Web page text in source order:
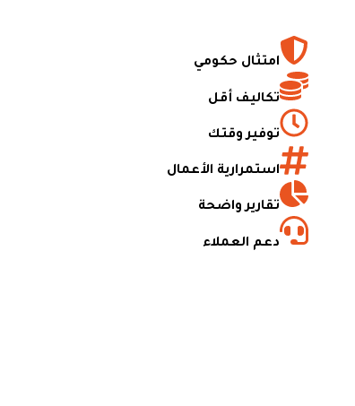
امتثال حكومي
تكاليف أقل
توفير وقتك
استمرارية الأعمال
تقارير واضحة
دعم العملاء